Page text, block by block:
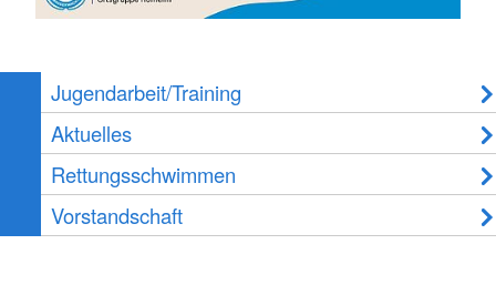
Jugendarbeit/Training
Aktuelles
Rettungsschwimmen
Vorstandschaft